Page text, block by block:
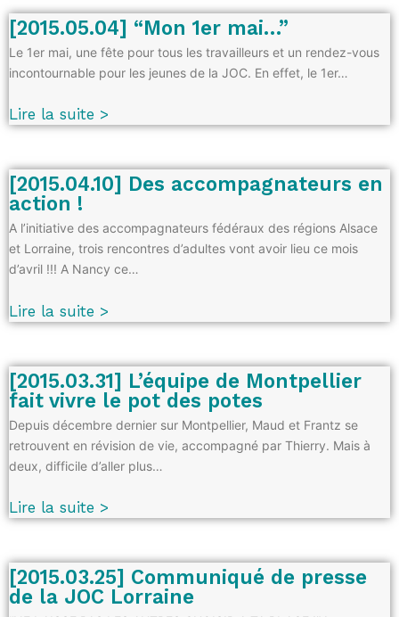
[2015.05.04] “Mon 1er mai…”
Le 1er mai, une fête pour tous les travailleurs et un rendez-vous
incontournable pour les jeunes de la JOC. En effet, le 1er…
Lire la suite >
[2015.04.10] Des accompagnateurs en
action !
A l’initiative des accompagnateurs fédéraux des régions Alsace
et Lorraine, trois rencontres d’adultes vont avoir lieu ce mois
d’avril !!! A Nancy ce…
Lire la suite >
[2015.03.31] L’équipe de Montpellier
fait vivre le pot des potes
Depuis décembre dernier sur Montpellier, Maud et Frantz se
retrouvent en révision de vie, accompagné par Thierry. Mais à
deux, difficile d’aller plus…
Lire la suite >
[2015.03.25] Communiqué de presse
de la JOC Lorraine